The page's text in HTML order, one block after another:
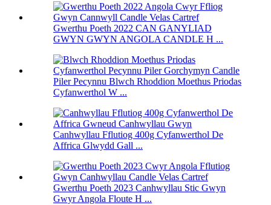
Gwerthu Poeth 2022 CAN GANYLIAD
GWYN GWYN ANGOLA CANDLE H ...
Piler Pecynnu Blwch Rhoddion Moethus Priodas
Cyfanwerthol W ...
Canhwyllau Fflutiog 400g Cyfanwerthol De
Affrica Glwydd Gall ...
Gwerthu Poeth 2023 Canhwyllau Stic Gwyn
Gwyr Angola Floute H ...